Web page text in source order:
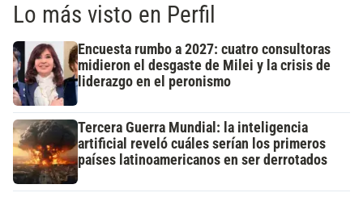
Lo más visto en Perfil
Encuesta rumbo a 2027: cuatro consultoras
midieron el desgaste de Milei y la crisis de
liderazgo en el peronismo
Tercera Guerra Mundial: la inteligencia
artificial reveló cuáles serían los primeros
países latinoamericanos en ser derrotados